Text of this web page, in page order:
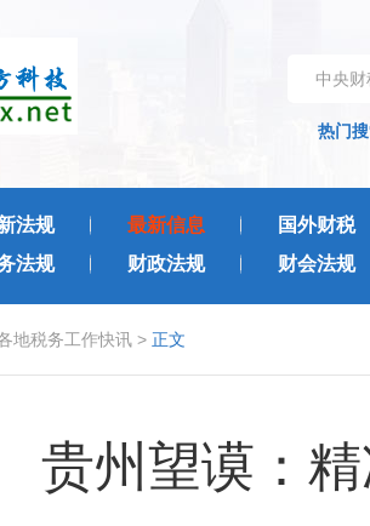
中央
热门
法规 最新信息
国外财税
法规 财政法规 财会法规
地税务工作快讯 > 正文
贵州望谟：